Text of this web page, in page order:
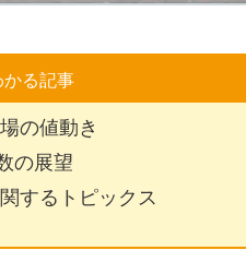
かる記事
の値動き
の展望
するトピックス